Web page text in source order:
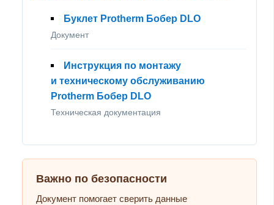
Буклет Protherm Бобер DLO
Документ
Инструкция по монтажу
и техническому обслуживанию
Protherm Бобер DLO
Техническая документация
Важно по безопасности
Документ помогает сверить данные